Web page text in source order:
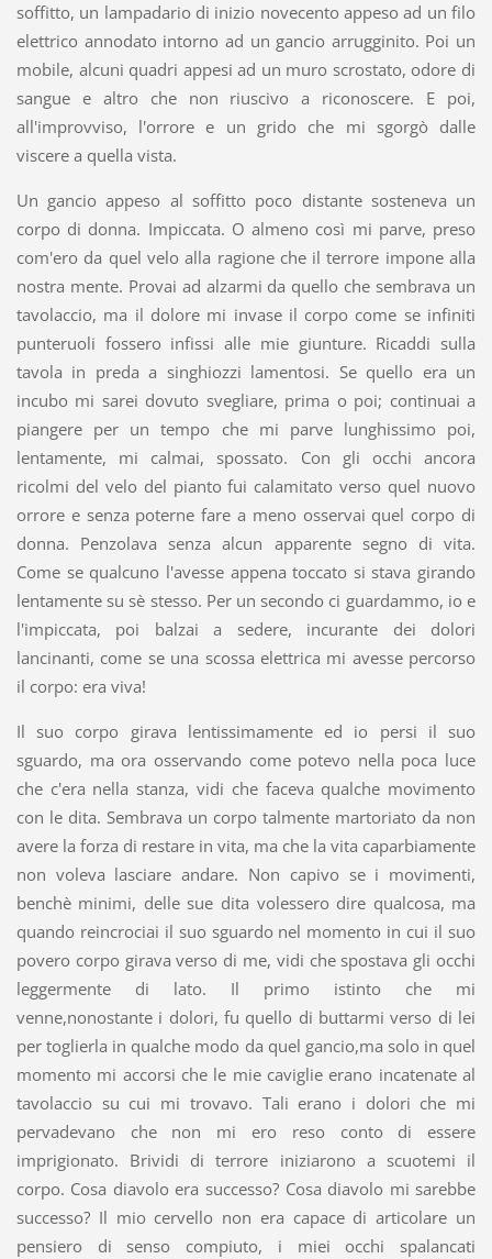
soffitto, un lampadario di inizio novecento appeso ad un filo
elettrico annodato intorno ad un gancio arrugginito. Poi un
mobile, alcuni quadri appesi ad un muro scrostato, odore di
sangue e altro che non riuscivo a riconoscere. E poi,
all'improvviso, l'orrore e un grido che mi sgorgò dalle
viscere a quella vista.
Un gancio appeso al soffitto poco distante sosteneva un
corpo di donna. Impiccata. O almeno così mi parve, preso
com'ero da quel velo alla ragione che il terrore impone alla
nostra mente. Provai ad alzarmi da quello che sembrava un
tavolaccio, ma il dolore mi invase il corpo come se infiniti
punteruoli fossero infissi alle mie giunture. Ricaddi sulla
tavola in preda a singhiozzi lamentosi. Se quello era un
incubo mi sarei dovuto svegliare, prima o poi; continuai a
piangere per un tempo che mi parve lunghissimo poi,
lentamente, mi calmai, spossato. Con gli occhi ancora
ricolmi del velo del pianto fui calamitato verso quel nuovo
orrore e senza poterne fare a meno osservai quel corpo di
donna. Penzolava senza alcun apparente segno di vita.
Come se qualcuno l'avesse appena toccato si stava girando
lentamente su sè stesso. Per un secondo ci guardammo, io e
l'impiccata, poi balzai a sedere, incurante dei dolori
lancinanti, come se una scossa elettrica mi avesse percorso
il corpo: era viva!
Il suo corpo girava lentissimamente ed io persi il suo
sguardo, ma ora osservando come potevo nella poca luce
che c'era nella stanza, vidi che faceva qualche movimento
con le dita. Sembrava un corpo talmente martoriato da non
avere la forza di restare in vita, ma che la vita caparbiamente
non voleva lasciare andare. Non capivo se i movimenti,
benchè minimi, delle sue dita volessero dire qualcosa, ma
quando reincrociai il suo sguardo nel momento in cui il suo
povero corpo girava verso di me, vidi che spostava gli occhi
leggermente di lato. Il primo istinto che mi
venne,nonostante i dolori, fu quello di buttarmi verso di lei
per toglierla in qualche modo da quel gancio,ma solo in quel
momento mi accorsi che le mie caviglie erano incatenate al
tavolaccio su cui mi trovavo. Tali erano i dolori che mi
pervadevano che non mi ero reso conto di essere
imprigionato. Brividi di terrore iniziarono a scuotemi il
corpo. Cosa diavolo era successo? Cosa diavolo mi sarebbe
successo? Il mio cervello non era capace di articolare un
pensiero di senso compiuto, i miei occhi spalancati